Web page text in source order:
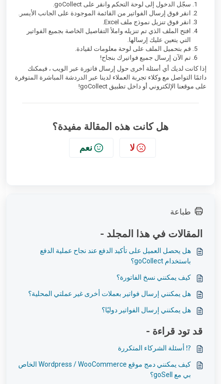
سجّل الدخول إلى لوحة التحكم وانقر على goCollect.
انقر فوق إرسال الفواتير من القائمة الموجودة على الجانب الأيسر.
انقر فوق تنزيل نموذج ملف Excel.
افتح الملف الذي تم تنزيله واملأ التفاصيل الخاصة بجميع الفواتير
التي يتعين عليك إرسالها.
قم بتحميل الملف على لوحة معلومات لقيادة.
تم الآن إرسال جميع فواتيرك بنجاح!
إذا كانت لديك أي أسئلة أخرى حول إرسال فاتورة عبر الويب ، فيمكنك
دائمًا التواصل مع وكلاء تجربة العملاء لدينا عبر الدردشة المباشرة المتوفرة
على موقعنا الإلكتروني أو داخل تطبيق goCollect!
هل كانت هذه المقالة مفيدة؟
لا نعم
طباعة
المقالات في هذا المجلد -
هل يحصل العميل على تأكيد الدفع عند نجاح عملية الدفع
باستخدام goCollect؟
كيف يمكنني نسخ الفاتورة؟
هل يمكنني إرسال فواتير بعملات أخرى غير عملتي المحلية؟
هل يمكنني إرسال الفواتير دوليًا؟
قد تود قراءة -
⁉️ أسئلة الشركاء المتكررة
كيف يمكنني دمج موقع Wordpress / WooCommerce الخاص
بي مع goSell؟